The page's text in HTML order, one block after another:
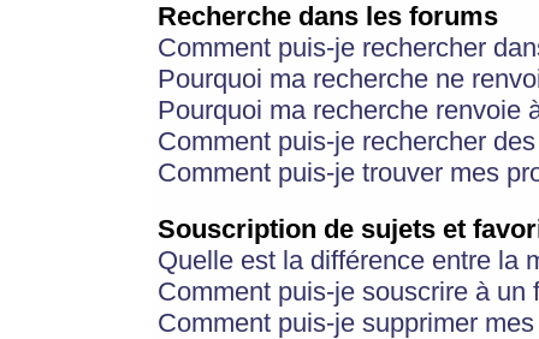
Recherche dans les forums
Comment puis-je rechercher
Pourquoi ma recherche ne
Pourquoi ma recherche renvoie
Comment puis-je rechercher
Comment puis-je trouver mes
Souscription de sujets et
Quelle est la différence entre la
Comment puis-je souscrire à
Comment puis-je supprimer